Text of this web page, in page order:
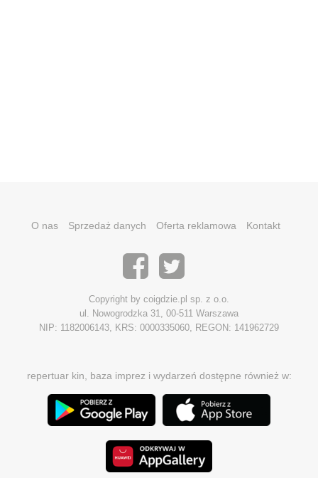
O nas Sprzedaż danych Oferta reklamowa Kontakt
Copyright by coigdzie.pl sp. z o.o.
ul. Nowogrodzka 31, 00-511 Warszawa
NIP: 1182006143, KRS: 0000335060, REGON: 141962729
repertuar kin, baza imprez i wydarzeń dostępne również w: